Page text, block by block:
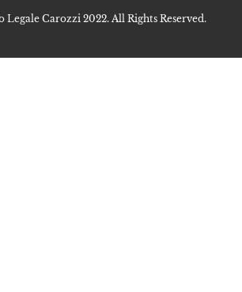
Carozzi 2022. All Rights Reserved.